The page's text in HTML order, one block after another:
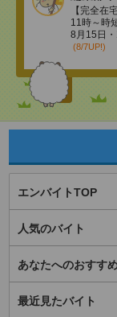
【完全在
11時～時
8月15日
(8/7UP!)
エンバイトTOP
人気のバイト
あなたへのおすす
最近見たバイト